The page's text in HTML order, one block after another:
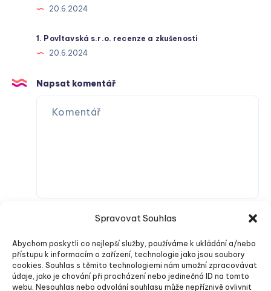
Spravovat Souhlas
Abychom poskytli co nejlepší služby, používáme k ukládání a/nebo
přístupu k informacím o zařízení, technologie jako jsou soubory
cookies. Souhlas s těmito technologiemi nám umožní zpracovávat
údaje, jako je chování při procházení nebo jedinečná ID na tomto
webu. Nesouhlas nebo odvolání souhlasu může nepříznivě ovlivnit
20.6.2024
1. Povltavská s.r.o. recenze a zkušenosti
20.6.2024
Napsat komentář